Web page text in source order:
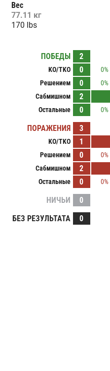
Вес
77.11 кг
170 lbs
ПОБЕДЫ
2
KO/TKO 0
0%
Решением
0
0%
Сабмишном
2
Остальные
0 0%
ПОРАЖЕНИЯ 3
KO/TKO 1
Решением
0
0%
Сабмишном
2
Остальные
0 0%
НИЧЬИ
0
БЕЗ РЕЗУЛЬТАТА
0